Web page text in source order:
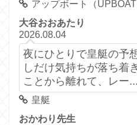
アップボート（UPBOAT
大谷おおあたり
2026.08.04
夜にひとりで皇艇の予
しだけ気持ちが落ち着
ことから離れて、レー...
皇艇
おかわり先生